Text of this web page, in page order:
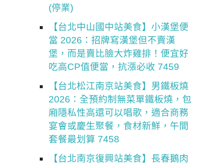
(停業)
【台北中山國中站美食】小漢堡便
當 2026：招牌寫漢堡但不賣漢
堡，而是賣比臉大炸雞排！便宜好
吃高CP值便當，抗漲必收 7459
【台北松江南京站美食】男鐵板燒
2026：全預約制無菜單鐵板燒，包
廂隱私性高還可以唱歌，適合商務
宴會或慶生聚餐，食材新鮮，午間
套餐最划算 7458
【台北南京復興站美食】長春鵝肉